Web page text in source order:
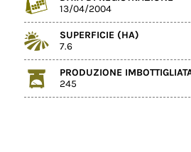
13/04/2004
SUPERFICIE (HA)
7.6
PRODUZIONE
245